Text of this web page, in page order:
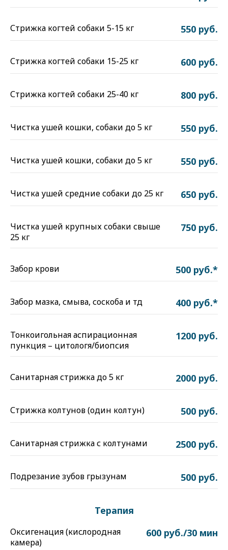
Стрижка когтей собаки 5-15 кг 550 руб.
Стрижка когтей собаки 15-25 кг 600 руб.
Стрижка когтей собаки 25-40 кг 800 руб.
Чистка ушей кошки, собаки до 5 кг 550 руб.
Чистка ушей кошки, собаки до 5 кг 550 руб.
Чистка ушей средние собаки до 25 кг 650 руб.
Чистка ушей крупных собаки свыше
25 кг
750 руб.
Забор крови 500 руб.*
Забор мазка, смыва, соскоба и тд 400 руб.*
Тонкоигольная аспирационная
пункция – цитологя/биопсия
1200 руб.
Санитарная стрижка до 5 кг 2000 руб.
Стрижка колтунов (один колтун) 500 руб.
Санитарная стрижка с колтунами 2500 руб.
Подрезание зубов грызунам 500 руб.
Терапия
Оксигенация (кислородная
камера)
600 руб./30 мин